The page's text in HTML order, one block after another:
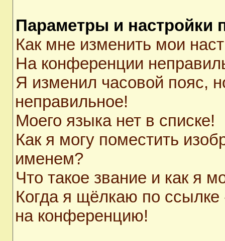
Параметры и настройки
Как мне изменить мои
На конференции
Я изменил часовой пояс,
неправильное!
Моего языка нет в списке!
Как я могу поместить
именем?
Что такое звание и как я
Когда я щёлкаю по ссылке
на конференцию!